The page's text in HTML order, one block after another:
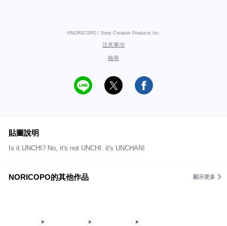
©NORICOPO / Sony Creative Products Inc.
注意事項
檢舉
貼圖說明
Is it UNCHI? No, it's not UNCHI. it's UNCHAN!
NORICOPO的其他作品 顯示更多